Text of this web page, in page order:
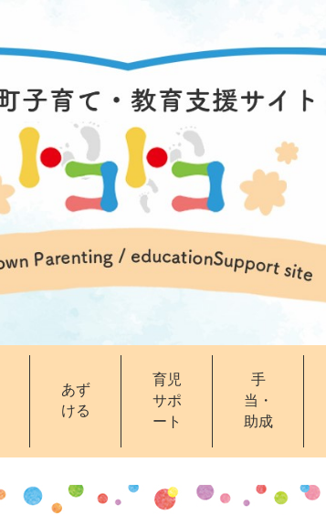
あず
ける
育児
サポ
ート
手
当・
助成